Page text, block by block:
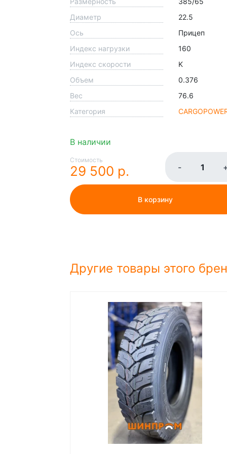
Диаметр
22.5
Ось
Прицеп
Индекс нагрузки
160
Индекс скорости
K
Объем
0.376
Вес
76.6
Категория
В наличии
Стоимость
29 500 р. -
В корзину
Другие товары этого